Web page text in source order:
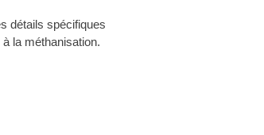
détails spécifiques
la méthanisation.